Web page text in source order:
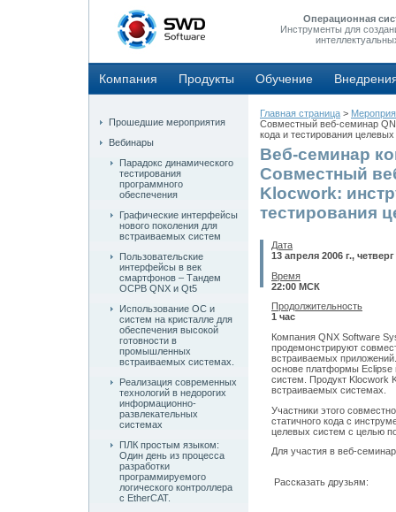
Операционная
Инструменты для
Компания Продукты Обучение
Прошедшие мероприятия
Вебинары
Парадокс динамического
тестирования
программного
обеспечения
Графические интерфейсы
нового поколения для
встраиваемых систем
Пользовательские
интерфейсы в век
смартфонов – Тандем
ОСРВ QNX и Qt5
Использование ОС и
систем на кристалле для
обеспечения высокой
готовности в
промышленных
встраиваемых системах.
Реализация современных
технологий в недорогих
информационно-
развлекательных
системах
ПЛК простым языком:
Один день из процесса
разработки
программируемого
логического контроллера
с EtherCAT.
Главная страница >
Совместный веб-семинар
кода и тестирования
Веб-семинар
Совместный
Klocwork:
тестирования
Дата
13 апреля 2006 г., четверг
Время
22:00 МСК
Продолжительность
1 час
Компания QNX Software
продемонстрируют
встраиваемых
основе платформы Eclipse
систем. Продукт Klocwork
встраиваемых системах.
Участники этого
статичного кода с
целевых систем с целью
Для участия в веб-
Рассказать друзьям: